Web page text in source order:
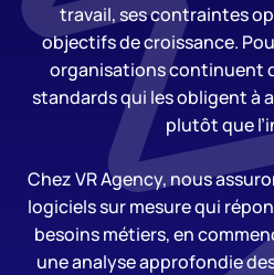
travail, ses contraintes
objectifs de croissance.
organisations continuent
standards qui les obligent à
plutôt que
Chez VR Agency, nous
logiciels sur mesure qui
besoins métiers, en
une analyse approfondie